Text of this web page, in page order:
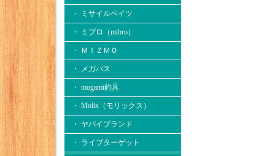
・ ミサイルベイツ
・ ミブロ（mibro）
・ ＭＩＺＭＯ
・ メガバス
・ mogami釣具
・ Molix（モリックス）
・ ヤバイブランド
・ ライブターゲット